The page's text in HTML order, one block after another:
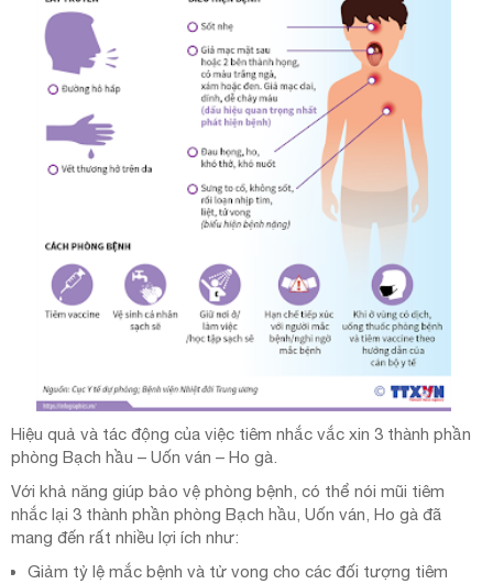
Hiệu quả và tác động của việc tiêm nhắc vắc xin 3 thành phần
phòng Bạch hầu – Uốn ván – Ho gà.
Với khả năng giúp bảo vệ phòng bệnh, có thể nói mũi tiêm
nhắc lại 3 thành phần phòng Bạch hầu, Uốn ván, Ho gà đã
mang đến rất nhiều lợi ích như:
Giảm tỷ lệ mắc bệnh và tử vong cho các đối tượng tiêm